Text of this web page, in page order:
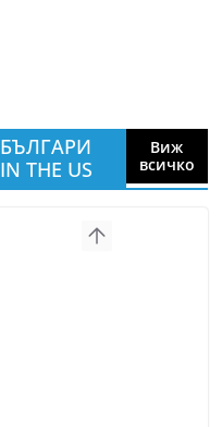
БЪЛГАРИ
IN THE US
Виж
всичко